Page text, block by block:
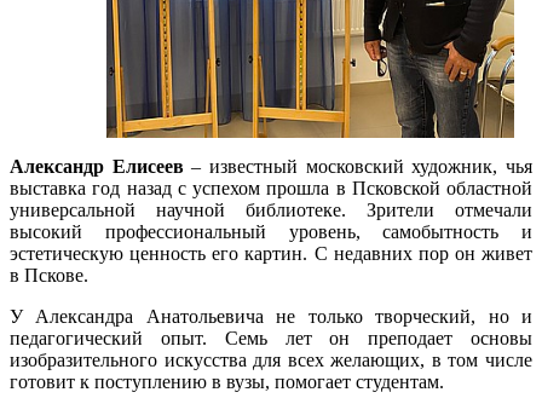
Александр Елисеев– известный московский художник, чья
выставка год назад с успехом прошла в Псковской областной
универсальной научной библиотеке. Зрители отмечали
высокий профессиональный уровень, самобытность и
эстетическую ценность его картин. С недавних пор он живет
в Пскове.
У Александра Анатольевича не только творческий, но и
педагогический опыт. Семь лет он преподает основы
изобразительного искусства для всех желающих, в том числе
готовит к поступлению в вузы, помогает студентам.